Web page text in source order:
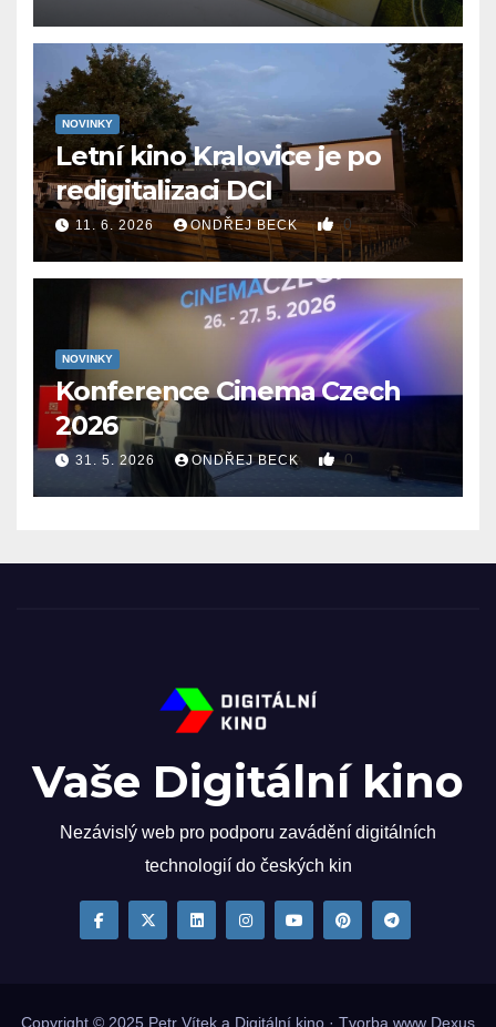
NOVINKY
Letní kino Kralovice je po
redigitalizaci DCI
11. 6. 2026 ONDŘEJ BECK 0
NOVINKY
Konference Cinema Czech
2026
31. 5. 2026 ONDŘEJ BECK 0
Vaše Digitální kino
Nezávislý web pro podporu zavádění digitálních
technologií do českých kin
Copyright © 2025 Petr Vítek a Digitální kino · Tvorba www Dexus